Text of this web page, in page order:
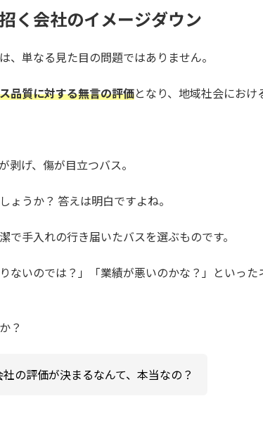
く会社のイメージダウン
、単なる見た目の問題ではありません。
品質に対する無言の評価となり、地域社会におけ
剥げ、傷が目立つバス。
ょうか？ 答えは明白ですよね。
で手入れの行き届いたバスを選ぶものです。
ないのでは？」「業績が悪いのかな？」といっ
？
の評価が決まるなんて、本当なの？